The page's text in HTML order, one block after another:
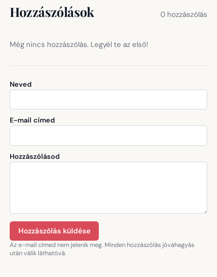
Hozzászólások 0 hozzászólás
Még nincs hozzászólás. Legyél te az első!
Neved
E-mail címed
Hozzászólásod
Hozzászólás küldése
Az e-mail címed nem jelenik meg. Minden hozzászólás jóváhagyás
után válik láthatóvá.